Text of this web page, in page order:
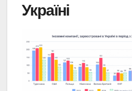
Україні